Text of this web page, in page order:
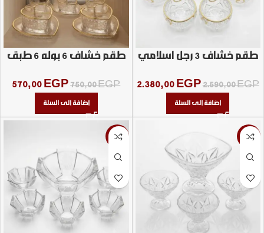
طقم خشاف 3 رجل اسلامي
2.590,00EGP
2.380,00 EGP
إضافة إلى السلة
طقم خشاف 6 بوله 6 طبق
750,00EGP
570,00 EGP
إضافة إلى السلة
-20%
-7%